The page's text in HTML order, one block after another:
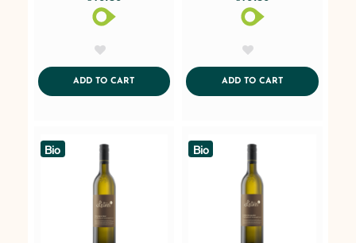
ADD TO CARTADDTOCART ADD TO CARTADDTOCART
Bio Bio